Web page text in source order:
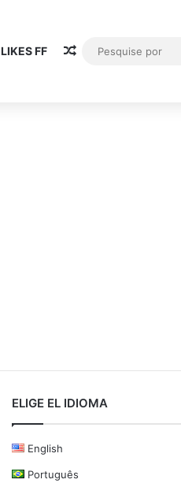
LIKES FF Publicación al azar
ELIGE EL IDIOMA
English
Português